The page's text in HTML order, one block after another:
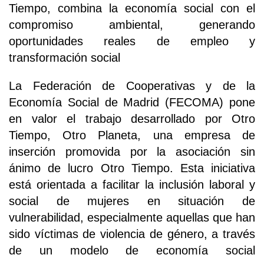
Tiempo, combina la economía social con el
compromiso ambiental, generando
oportunidades reales de empleo y
transformación social
La Federación de Cooperativas y de la
Economía Social de Madrid (FECOMA) pone
en valor el trabajo desarrollado por Otro
Tiempo, Otro Planeta, una empresa de
inserción promovida por la asociación sin
ánimo de lucro Otro Tiempo. Esta iniciativa
está orientada a facilitar la inclusión laboral y
social de mujeres en situación de
vulnerabilidad, especialmente aquellas que han
sido víctimas de violencia de género, a través
de un modelo de economía social